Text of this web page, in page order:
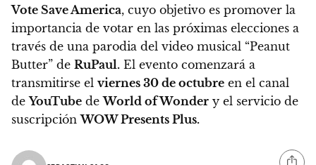
Vote Save America, cuyo objetivo es promover la
importancia de votar en las próximas elecciones a
través de una parodia del video musical “Peanut
Butter” de RuPaul. El evento comenzará a
transmitirse el viernes 30 de octubre en el canal
deYouTube deWorld of Wonder y el servicio de
suscripciónWOW Presents Plus.